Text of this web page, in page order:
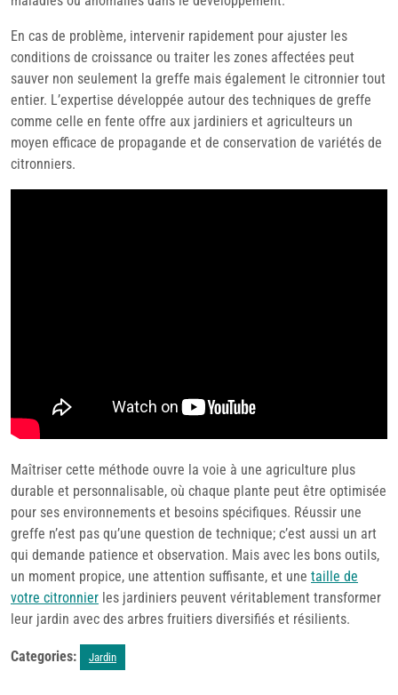
En cas de problème, intervenir rapidement pour ajuster les
conditions de croissance ou traiter les zones affectées peut
sauver non seulement la greffe mais également le citronnier tout
entier. L’expertise développée autour des techniques de greffe
comme celle en fente offre aux jardiniers et agriculteurs un
moyen efficace de propagande et de conservation de variétés de
citronniers.
Maîtriser cette méthode ouvre la voie à une agriculture plus
durable et personnalisable, où chaque plante peut être optimisée
pour ses environnements et besoins spécifiques. Réussir une
greffe n’est pas qu’une question de technique; c’est aussi un art
qui demande patience et observation. Mais avec les bons outils,
un moment propice, une attention suffisante, et une taille de
votre citronnier les jardiniers peuvent véritablement transformer
leur jardin avec des arbres fruitiers diversifiés et résilients.
Categories: Jardin